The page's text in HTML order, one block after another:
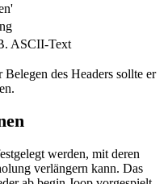
ASCII-Text
des Headers sollte er
werden, mit deren
verlängern kann. Das